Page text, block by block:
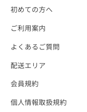
初めての方へ
ご利用案内
よくあるご質問
配送エリア
会員規約
個人情報取扱規約